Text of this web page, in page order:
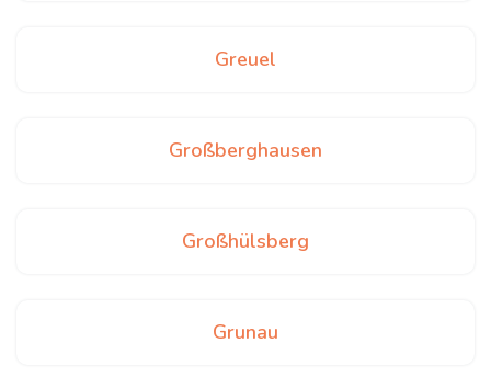
Greuel
Großberghausen
Großhülsberg
Grunau